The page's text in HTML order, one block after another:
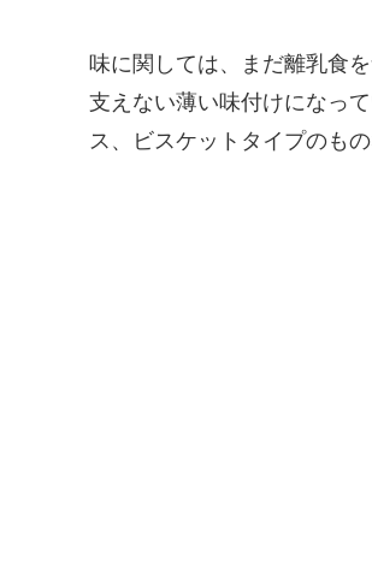
味に関しては、まだ離乳食
支えない薄い味付けになっ
ス、ビスケットタイプのも